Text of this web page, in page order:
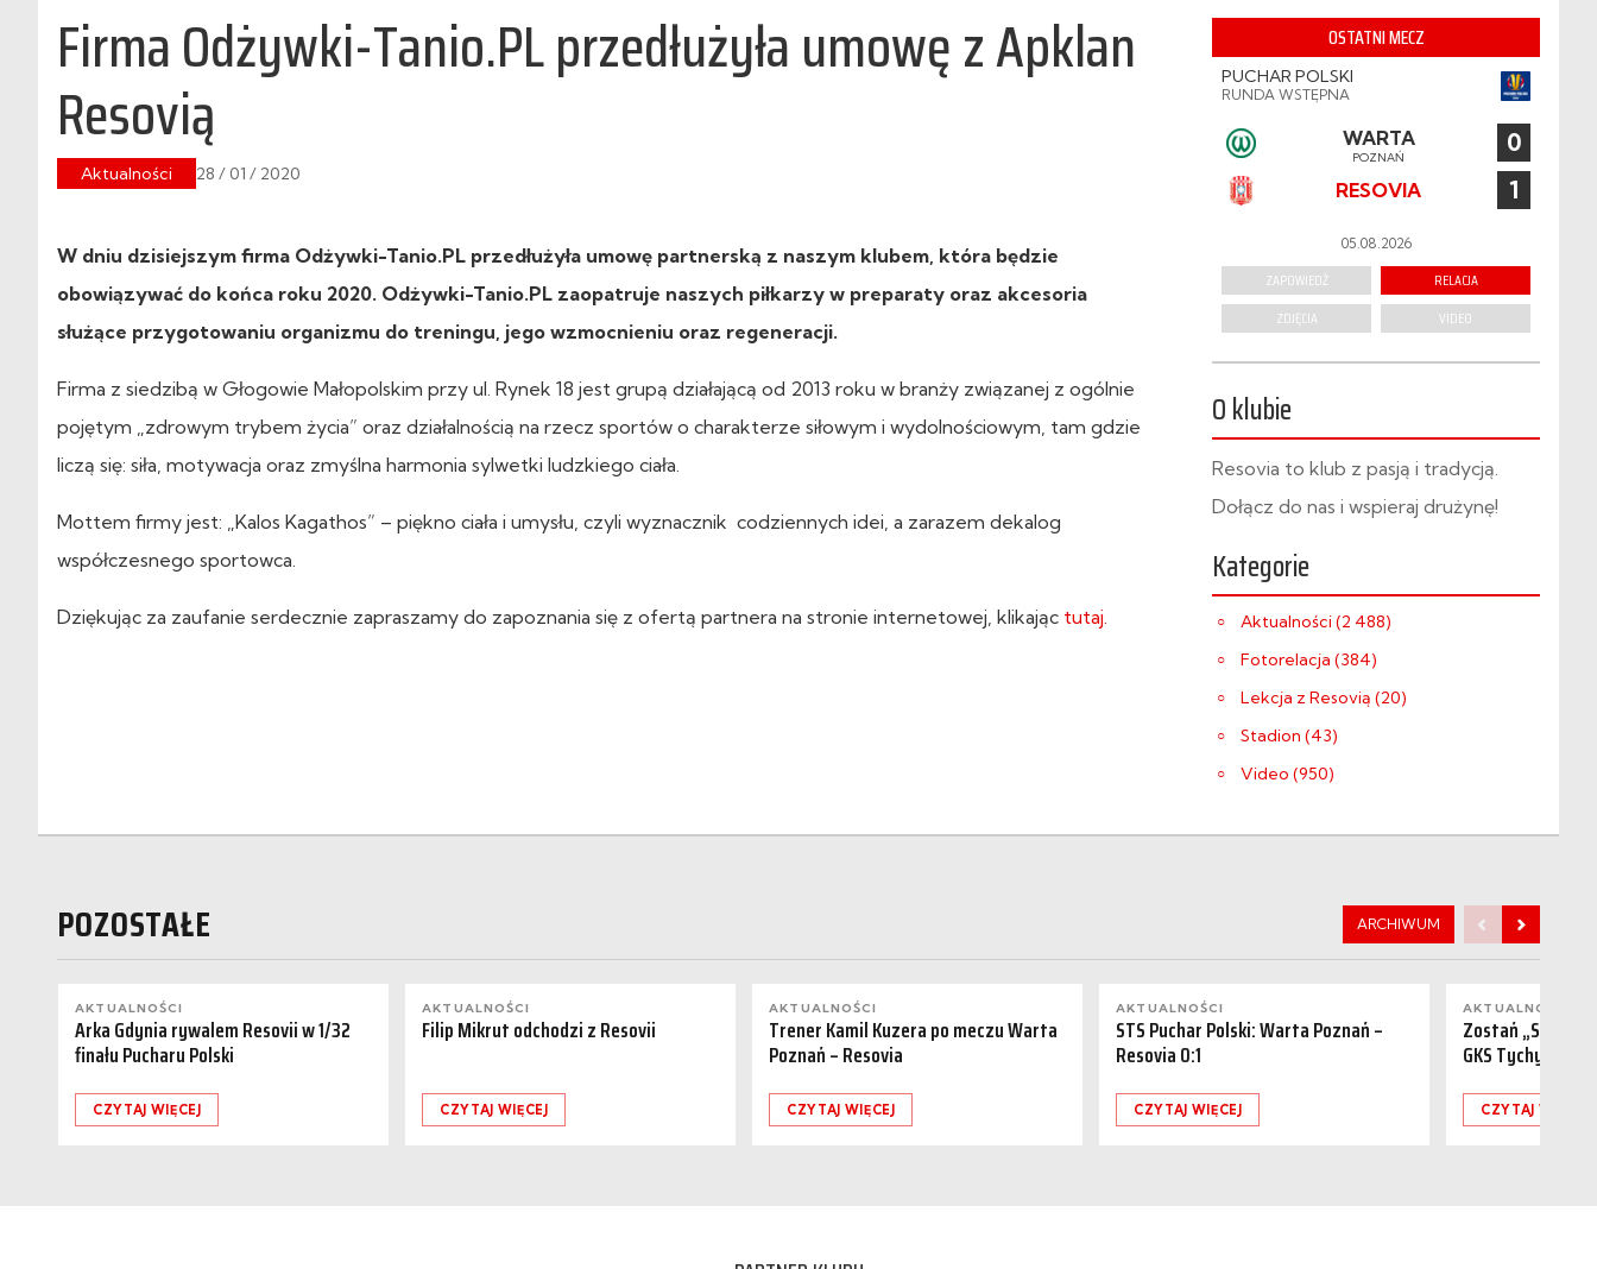
Firma Odżywki-Tanio.PL przedłużyła umowę z Apklan
Resovią
Aktualności 28 / 01 / 2020
W dniu dzisiejszym firma Odżywki-Tanio.PL przedłużyła umowę partnerską z naszym klubem, która będzie
obowiązywać do końca roku 2020. Odżywki-Tanio.PL zaopatruje naszych piłkarzy w preparaty oraz akcesoria
służące przygotowaniu organizmu do treningu, jego wzmocnieniu oraz regeneracji.
Firma z siedzibą w Głogowie Małopolskim przy ul. Rynek 18 jest grupą działającą od 2013 roku w branży związanej z ogólnie
pojętym „zdrowym trybem życia” oraz działalnością na rzecz sportów o charakterze siłowym i wydolnościowym, tam gdzie
liczą się: siła, motywacja oraz zmyślna harmonia sylwetki ludzkiego ciała.
Mottem firmy jest: „Kalos Kagathos” – piękno ciała i umysłu, czyli wyznacznik codziennych idei, a zarazem dekalog
współczesnego sportowca.
Dziękując za zaufanie serdecznie zapraszamy do zapoznania się z ofertą partnera na stronie internetowej, klikając tutaj.
OSTATNI MECZ
PUCHAR POLSKI
RUNDA WSTĘPNA
WARTA
POZNAŃ 0
RESOVIA 1
05.08.2026
ZAPOWIEDŹ
RELACJA
ZDJĘCIA
VIDEO
O klubie
Resovia to klub z pasją i tradycją.
Dołącz do nas i wspieraj drużynę!
Kategorie
Aktualności (2 488)
Fotorelacja (384)
Lekcja z Resovią (20)
Stadion (43)
Video (950)
POZOSTAŁE ARCHIWUM
AKTUALNOŚCI
Arka Gdynia rywalem Resovii w 1/32
finału Pucharu Polski
CZYTAJ WIĘCEJ
AKTUALNOŚCI
Filip Mikrut odchodzi z Resovii
CZYTAJ WIĘCEJ
AKTUALNOŚCI
Trener Kamil Kuzera po meczu Warta
Poznań – Resovia
CZYTAJ WIĘCEJ
AKTUALNOŚCI
STS Puchar Polski: Warta Poznań –
Resovia 0:1
CZYTAJ WIĘCEJ
AKTUALNOŚCI
Zostań
GKS Tychy
CZYTAJ WIĘCEJ